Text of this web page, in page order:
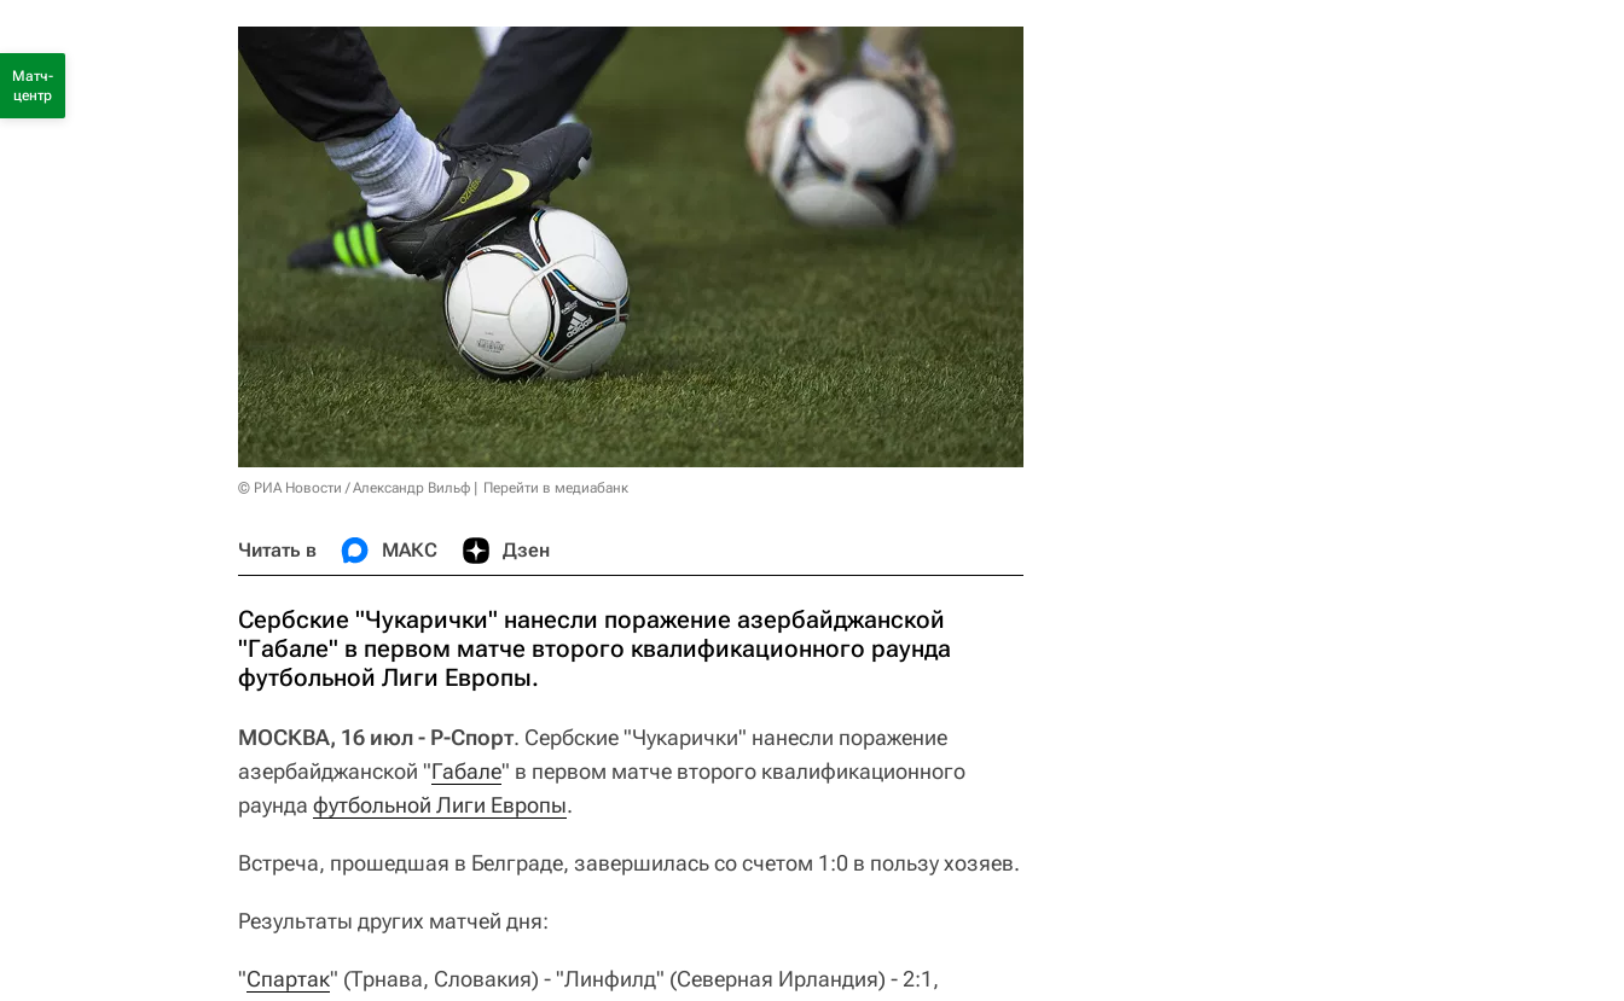
© РИА Новости / Александр Вильф Перейти в медиабанк
Читать в МАКС Дзен
Сербские "Чукарички" нанесли поражение азербайджанской
"Габале" в первом матче второго квалификационного раунда
футбольной Лиги Европы.
МОСКВА, 16 июл - Р-Спорт. Сербские "Чукарички" нанесли поражение
азербайджанской "Габале" в первом матче второго квалификационного
раунда футбольной Лиги Европы.
Встреча, прошедшая в Белграде, завершилась со счетом 1:0 в пользу хозяев.
Результаты других матчей дня:
"Спартак" (Трнава, Словакия) - "Линфилд" (Северная Ирландия) - 2:1,
Матч-
центр